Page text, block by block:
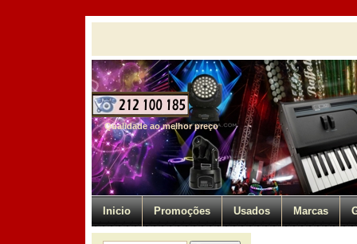
Qualidade ao melhor preço
Inicio Promoções Usados Marcas